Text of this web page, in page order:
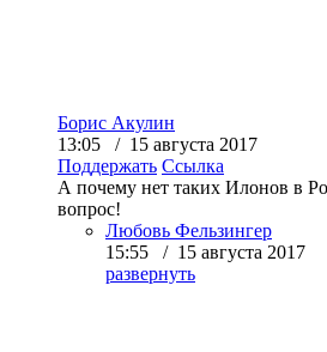
Борис Акулин
13:05 / 15 августа 2017
Поддержать Ссылка
А почему нет таких Илонов в
вопрос!
Любовь Фельзингер
15:55 / 15 августа 2017
развернуть